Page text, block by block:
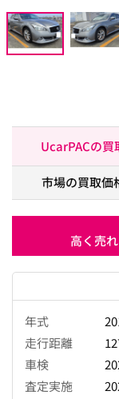
UcarPACの買
市場の買取価
高く売
年式
走行距離
車検
査定実施